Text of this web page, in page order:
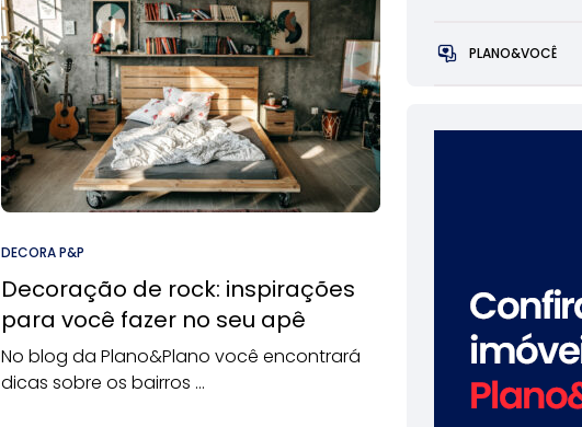
DECORA P&P
Decoração de rock: inspirações
para você fazer no seu apê
No blog da Plano&Plano você encontrará
dicas sobre os bairros ...
PLANO&VOCÊ